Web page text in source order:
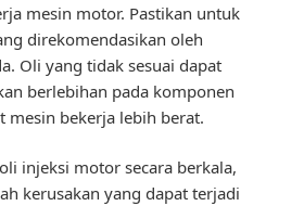
mesin motor. Pastikan untuk
direkomendasikan oleh
Oli yang tidak sesuai dapat
berlebihan pada komponen
mesin bekerja lebih berat.
injeksi motor secara berkala,
kerusakan yang dapat terjadi